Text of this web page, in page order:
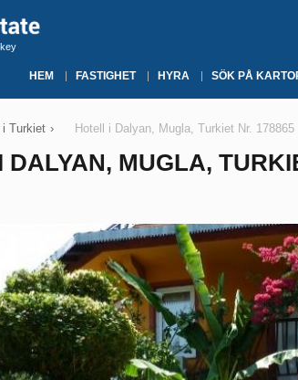
HEM FASTIGHET HYRA SÖK PÅ
i Turkiet › Hotell i Dalyan, Mugla, Turkiet Nr. 178865
DALYAN, MUGLA,